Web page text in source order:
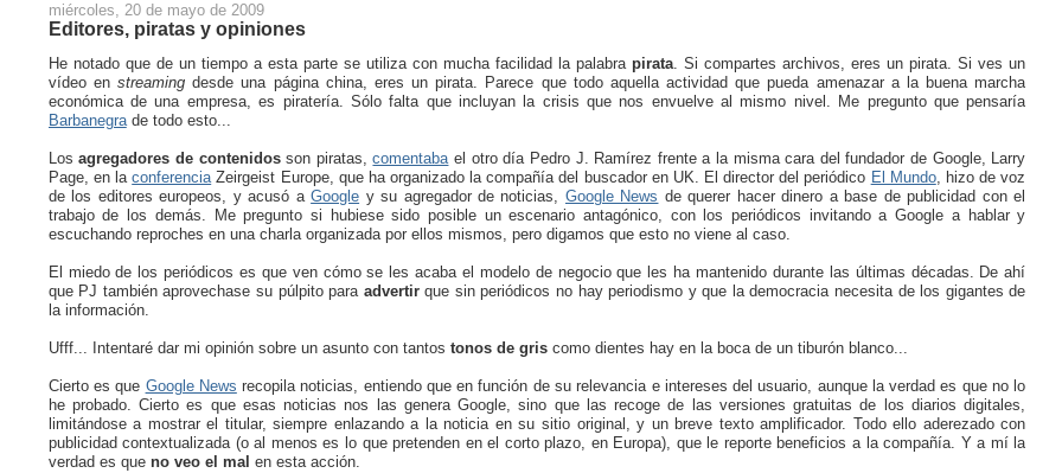
miércoles, 20 de mayo de 2009
Editores, piratas y opiniones
He notado que de un tiempo a esta parte se utiliza con mucha facilidad la palabrapirata. Si compartes archivos, eres un pirata. Si ves un
vídeo enstreaming desde una página china, eres un pirata. Parece que todo aquella actividad que pueda amenazar a la buena marcha
económica de una empresa, es piratería. Sólo falta que incluyan la crisis que nos envuelve al mismo nivel. Me pregunto que pensaría
Barbanegrade todo esto...
Losagregadores de contenidosson piratas,comentabael otro día Pedro J. Ramírez frente a la misma cara del fundador de Google, Larry
Page, en laconferenciaZeirgeist Europe, que ha organizado la compañía del buscador en UK. El director del periódico El Mundo, hizo de voz
de los editores europeos, y acusó aGoogle y su agregador de noticias, Google News de querer hacer dinero a base de publicidad con el
trabajo de los demás. Me pregunto si hubiese sido posible un escenario antagónico, con los periódicos invitando a Google a hablar y
escuchando reproches en una charla organizada por ellos mismos, pero digamos que esto no viene al caso.
El miedo de los periódicos es que ven cómo se les acaba el modelo de negocio que les ha mantenido durante las últimas décadas. De ahí
que PJ también aprovechase su púlpito para advertirque sin periódicos no hay periodismo y que la democracia necesita de los gigantes de
la información.
Ufff... Intentaré dar mi opinión sobre un asunto con tantos tonos de griscomo dientes hay en la boca de un tiburón blanco...
Cierto es que Google News recopila noticias, entiendo que en función de su relevancia e intereses del usuario, aunque la verdad es que no lo
he probado. Cierto es que esas noticias nos las genera Google, sino que las recoge de las versiones gratuitas de los diarios digitales,
limitándose a mostrar el titular, siempre enlazando a la noticia en su sitio original, y un breve texto amplificador. Todo ello aderezado con
publicidad contextualizada (o al menos es lo que pretenden en el corto plazo, en Europa), que le reporte beneficios a la compañía. Y a mí la
verdad es que no veo el mal en esta acción.